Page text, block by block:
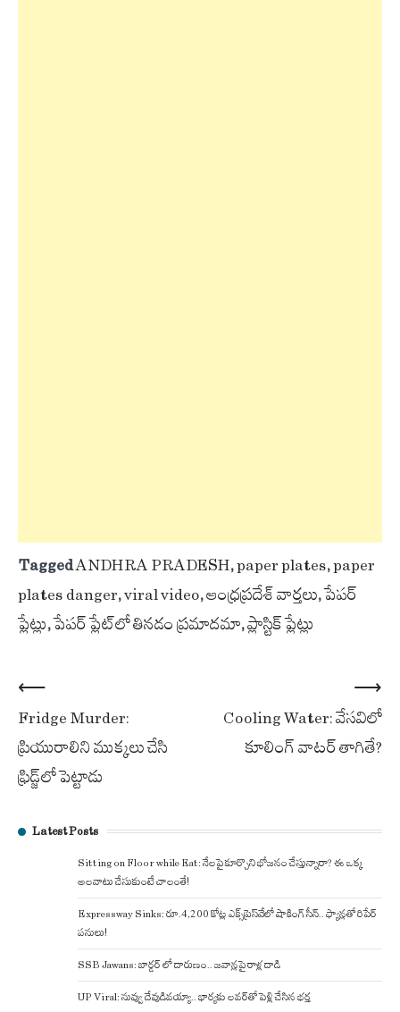
TaggedANDHRA PRADESH,paper plates,paper
plates danger,viral video,ఆంధ్రప్రదేశ్ వార్తలు,పేపర్
ప్లేట్లు,పేపర్ ప్లేట్‌లో తినడం ప్రమాదమా,ప్లాస్టిక్ ప్లేట్లు
Post
navigation
⟵
Fridge Murder:
ప్రియురాలిని ముక్కలు చేసి
ఫ్రిడ్జ్‌లో పెట్టాడు
Cooling Water: వేసవిలో
కూలింగ్ వాటర్ తాగితే?
⟶
Latest Posts
Sitting on Floor while Eat: నేలపై కూర్చొని భోజనం చేస్తున్నారా? ఈ ఒక్క
అలవాటు చేసుకుంటే చాలంతే!
Expressway Sinks: రూ.4,200 కోట్ల ఎక్స్‌ప్రెస్‌వేలో షాకింగ్ సీన్.. ఫ్యాన్లతో రిపేర్
పనులు!
SSB Jawans: బార్డర్ లో దారుణం.. జవాన్లపై రాళ్ల దాడి
UP Viral: నువ్వు దేవుడివయ్యా.. భార్యకు లవర్‌తో పెళ్లి చేసిన భర్త